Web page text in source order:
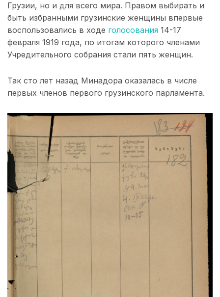
Грузии, но и для всего мира. Правом выбирать и
быть избранными грузинские женщины впервые
воспользовались в ходе голосования 14-17
февраля 1919 года, по итогам которого членами
Учредительного собрания стали пять женщин.
Так сто лет назад Минадора оказалась в числе
первых членов первого грузинского парламента.